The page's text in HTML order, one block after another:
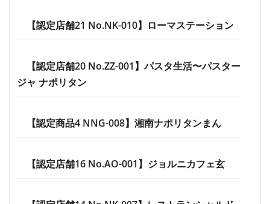
【認定店舗21 No.NK-010】ローマステーション
【認定店舗20 No.ZZ-001】パスタ生活〜パスター
ジャ ナポリタン
【認定商品4 NNG-008】湘南ナポリタンまん
【認定店舗16 No.AO-001】ジョルニカフェ玄